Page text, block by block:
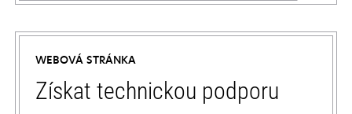
WEBOVÁ STRÁNKA
Získat technickou podporu